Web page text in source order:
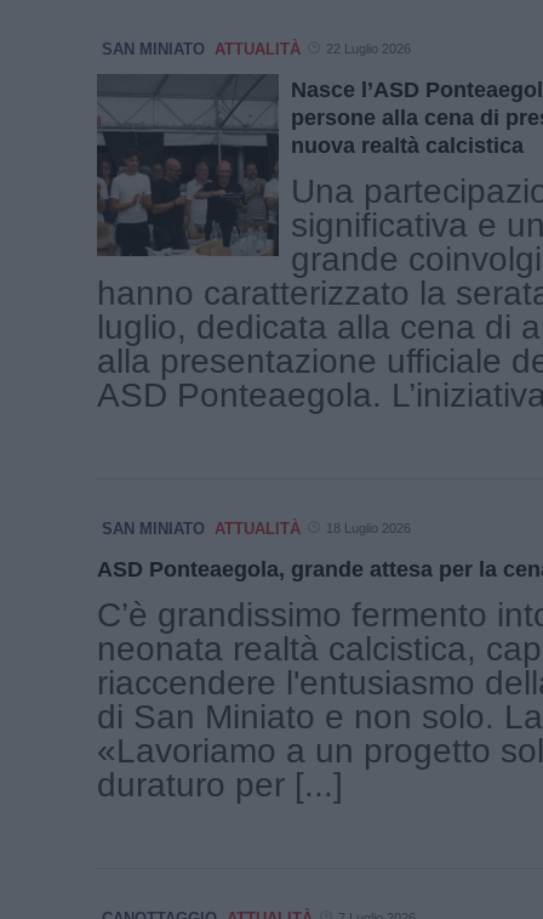
SAN MINIATO ATTUALITÀ 22 Luglio 2026
Nasce l’ASD
persone alla cena di
nuova realtà calcistica
Una
significativa e
grande
hanno caratterizzato la
luglio, dedicata alla cena di
alla presentazione ufficiale
ASD Ponteaegola.
SAN MINIATO ATTUALITÀ 18 Luglio 2026
ASD Ponteaegola, grande attesa per la
C’è grandissimo fermento
neonata realtà calcistica,
riaccendere l'entusiasmo
di San Miniato e non solo.
«Lavoriamo a un progetto
duraturo per [...]